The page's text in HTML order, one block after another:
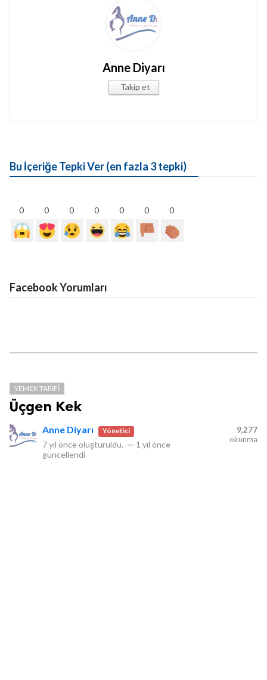
Anne Diyarı
Takip et
Bu İçeriğe Tepki Ver (en fazla 3 tepki)
0 0 0 0 0 0 0
Facebook Yorumları
YEMEK TARIFI
Üçgen Kek
Anne Diyarı Yönetici
7 yıl önce oluşturuldu. — 1 yıl önce
güncellendi
9,277
okunma